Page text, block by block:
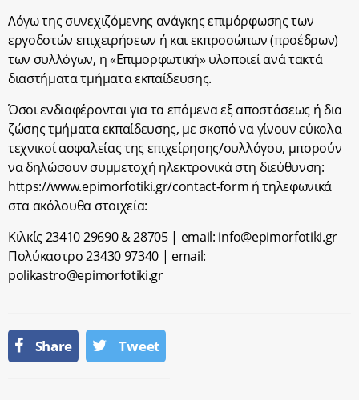
Λόγω της συνεχιζόμενης ανάγκης επιμόρφωσης των
εργοδοτών επιχειρήσεων ή και εκπροσώπων (προέδρων)
των συλλόγων, η «Επιμορφωτική» υλοποιεί ανά τακτά
διαστήματα τμήματα εκπαίδευσης.
Όσοι ενδιαφέρονται για τα επόμενα εξ αποστάσεως ή δια
ζώσης τμήματα εκπαίδευσης, με σκοπό να γίνουν εύκολα
τεχνικοί ασφαλείας της επιχείρησης/συλλόγου, μπορούν
να δηλώσουν συμμετοχή ηλεκτρονικά στη διεύθυνση:
https://www.epimorfotiki.gr/contact-form ή τηλεφωνικά
στα ακόλουθα στοιχεία:
Κιλκίς 23410 29690 & 28705 | email: info@epimorfotiki.gr
Πολύκαστρο 23430 97340 | email:
polikastro@epimorfotiki.gr
Share Tweet